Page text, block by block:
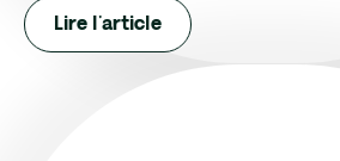
Lire l'article